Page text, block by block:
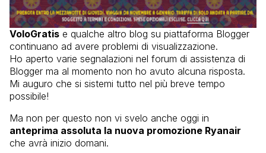
VoloGratis e qualche altro blog su piattaforma Blogger
continuano ad avere problemi di visualizzazione.
Ho aperto varie segnalazioni nel forum di assistenza di
Blogger ma al momento non ho avuto alcuna risposta.
Mi auguro che si sistemi tutto nel più breve tempo
possibile!
Ma non per questo non vi svelo anche oggi in
anteprima assoluta la nuova promozione Ryanair
che avrà inizio domani.